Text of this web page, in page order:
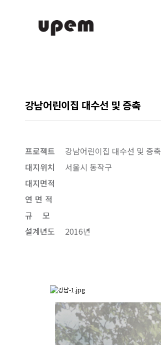
강남어린이집 대수선 및 증축
프로젝트
강남어린이집 대수선 및 증축
대지위치
서울시 동작구
대지면적
연 면 적
규
모
설계년도
2016년